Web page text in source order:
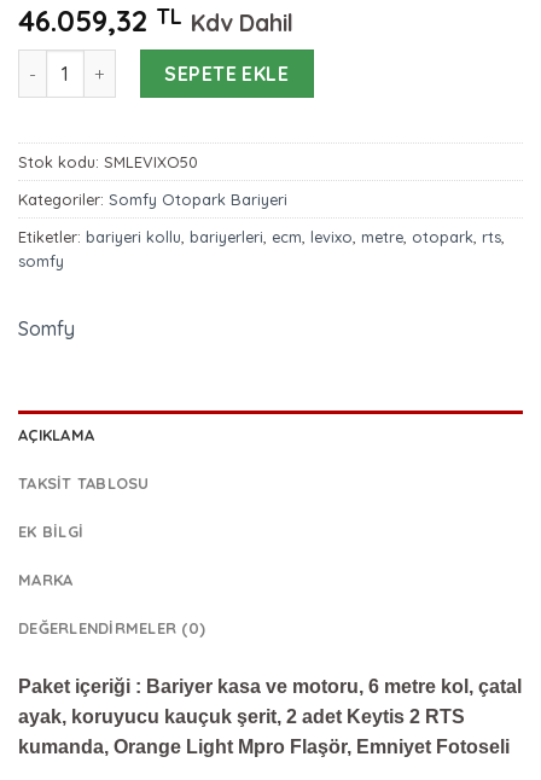
46.059,32 TL Kdv Dahil
Somfy Levixo 50 RTS 6 Metre Otopark Bariyeri adet
SEPETE EKLE
Stok kodu: SMLEVIXO50
Kategoriler: Somfy Otopark Bariyeri
Etiketler: bariyeri kollu bariyerleri ecm levixo metre otopark rts
somfy
Somfy
AÇIKLAMA
TAKSIT TABLOSU
EK BILGI
MARKA
DEĞERLENDIRMELER (0)
Paket içeriği : Bariyer kasa ve motoru, 6 metre kol, çatal
ayak, koruyucu kauçuk şerit, 2 adet Keytis 2 RTS
kumanda, Orange Light Mpro Flaşör, Emniyet Fotoseli